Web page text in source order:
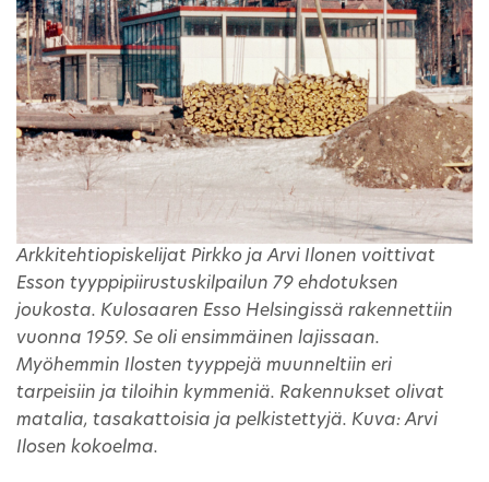
Arkkitehtiopiskelijat Pirkko ja Arvi Ilonen voittivat
Esson tyyppipiirustuskilpailun 79 ehdotuksen
joukosta. Kulosaaren Esso Helsingissä rakennettiin
vuonna 1959. Se oli ensimmäinen lajissaan.
Myöhemmin Ilosten tyyppejä muunneltiin eri
tarpeisiin ja tiloihin kymmeniä. Rakennukset olivat
matalia, tasakattoisia ja pelkistettyjä. Kuva: Arvi
Ilosen kokoelma.